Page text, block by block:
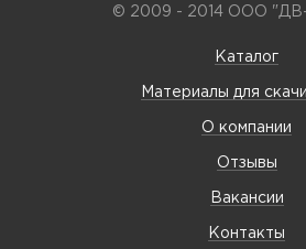
© 2009 - 2014 ООО "ДВ-
Каталог
Материалы для
О компании
Отзывы
Вакансии
Контакты